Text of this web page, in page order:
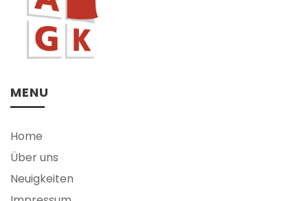
MENU
Home
Über uns
Neuigkeiten